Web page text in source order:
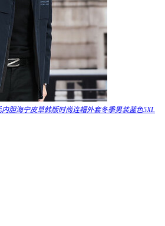
胆海宁皮草韩版时尚连帽外套冬季男装蓝色5XL